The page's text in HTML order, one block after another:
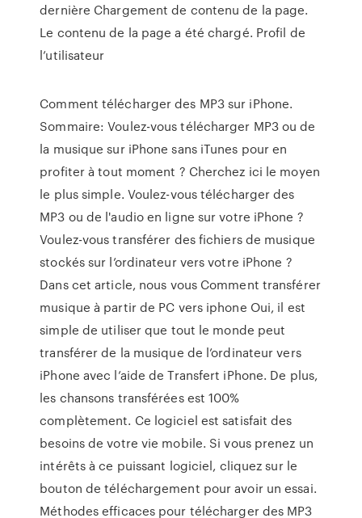
dernière Chargement de contenu de la page.
Le contenu de la page a été chargé. Profil de
l’utilisateur
Comment télécharger des MP3 sur iPhone.
Sommaire: Voulez-vous télécharger MP3 ou de
la musique sur iPhone sans iTunes pour en
profiter à tout moment ? Cherchez ici le moyen
le plus simple. Voulez-vous télécharger des
MP3 ou de l'audio en ligne sur votre iPhone ?
Voulez-vous transférer des fichiers de musique
stockés sur l’ordinateur vers votre iPhone ?
Dans cet article, nous vous Comment transférer
musique à partir de PC vers iphone Oui, il est
simple de utiliser que tout le monde peut
transférer de la musique de l’ordinateur vers
iPhone avec l’aide de Transfert iPhone. De plus,
les chansons transférées est 100%
complètement. Ce logiciel est satisfait des
besoins de votre vie mobile. Si vous prenez un
intérêts à ce puissant logiciel, cliquez sur le
bouton de téléchargement pour avoir un essai.
Méthodes efficaces pour télécharger des MP3